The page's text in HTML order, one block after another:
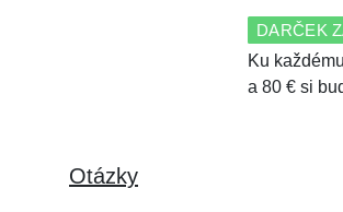
DARČEK
Ku
a 80 € si
Otázky